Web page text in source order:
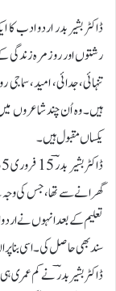
ڈاکٹر بشیر بدر اردو ادب
رشتوں اور روزمرہ زندگی
تنہائی، جدائی، امید،
ہیں۔ وہ اُن چند شاعروں
یکساں مقبول ہیں۔
گھرانے سے تھا، جس کی
سند بھی حاصل کی۔ اسی بنا
ڈاکٹر بشیر بدرؔ نے کم عمری